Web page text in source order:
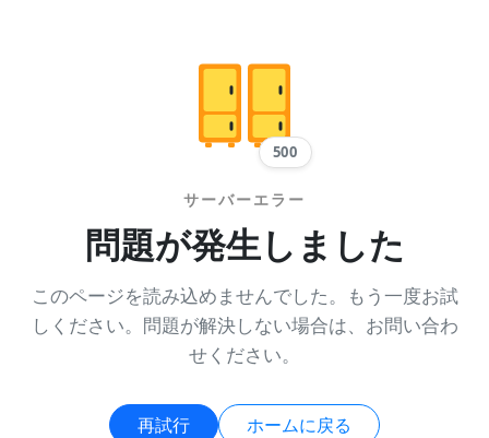
500
サーバーエラー
問題が発生しました
このページを読み込めませんでした。もう一度お試
しください。問題が解決しない場合は、お問い合わ
せください。
再試行 ホームに戻る